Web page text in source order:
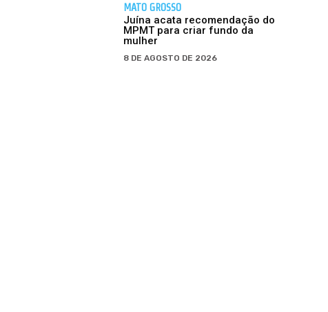
MATO GROSSO
Juína acata recomendação do
MPMT para criar fundo da
mulher
8 DE AGOSTO DE 2026